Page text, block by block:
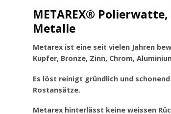
METAREX®
Metalle
Metarex ist eine seit vielen Jahren
Kupfer, Bronze, Zinn, Chrom,
Es löst reinigt gründlich und
Rostansätze.
Metarex hinterlässt keine weissen